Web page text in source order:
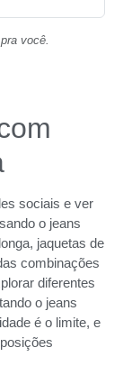
você.
sociais e ver
o jeans
jaquetas de
combinações
diferentes
o jeans
é o limite, e